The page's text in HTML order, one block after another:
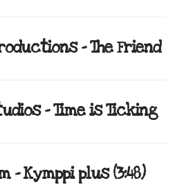
– The Friend
– Time is Ticking
– Kymppi plus (3:48)